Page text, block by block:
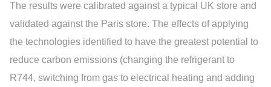
The results were calibrated against a typical UK store and
validated against the Paris store. The effects of applying
the technologies identified to have the greatest potential to
reduce carbon emissions (changing the refrigerant to
R744, switching from gas to electrical heating and adding